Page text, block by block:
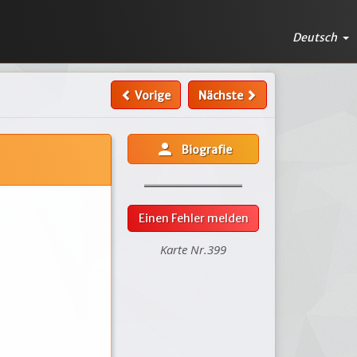
Deutsch
Vorige Nächste
person Biografie
Einen Fehler melden
Karte Nr.399